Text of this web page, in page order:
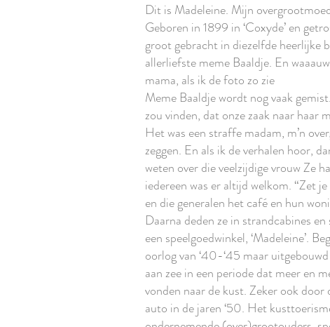
Dit is Madeleine. Mijn
Geboren in 1899 in ‘Coxyde’ en
groot gebracht in diezelfde heerlijke
allerliefste meme Baaldje. En
mama, als ik de foto zo zie
Meme Baaldje wordt nog vaak
zou vinden, dat onze zaak naar haar
Het was een straffe madam, m’n
zeggen. En als ik de verhalen hoor,
weten over die veelzijdige vrouw Ze
iedereen was er altijd welkom. “Zet
en die generalen het café en hun
Daarna deden ze in strandcabines
een speelgoedwinkel, ‘Madeleine’.
oorlog van ‘40-‘45 maar
aan zee in een periode dat meer en
vonden naar de kust. Zeker ook
auto in de jaren ‘50. Het